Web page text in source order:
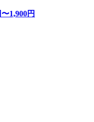
〜1,900円